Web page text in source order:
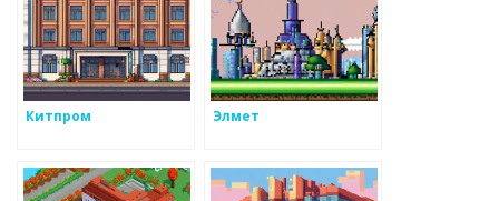
Китпром Элмет